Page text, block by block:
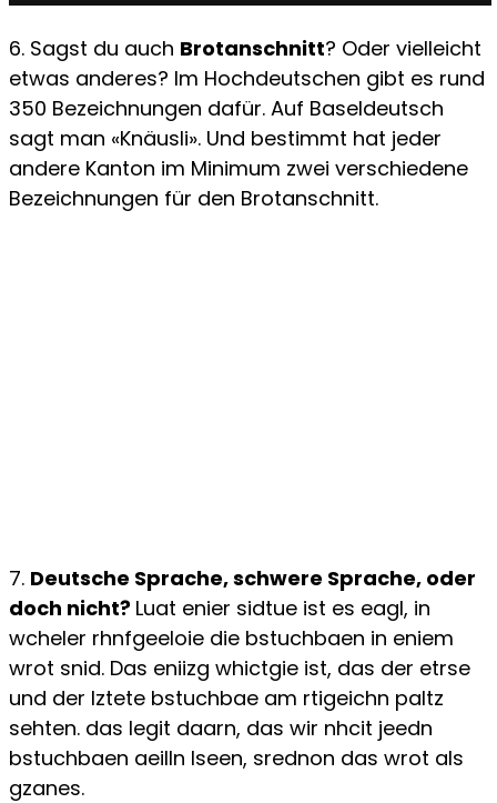
6. Sagst du auch Brotanschnitt? Oder vielleicht
etwas anderes? Im Hochdeutschen gibt es rund
350 Bezeichnungen dafür. Auf Baseldeutsch
sagt man «Knäusli». Und bestimmt hat jeder
andere Kanton im Minimum zwei verschiedene
Bezeichnungen für den Brotanschnitt.
7. Deutsche Sprache, schwere Sprache, oder
doch nicht? Luat enier sidtue ist es eagl, in
wcheler rhnfgeeloie die bstuchbaen in eniem
wrot snid. Das eniizg whictgie ist, das der etrse
und der lztete bstuchbae am rtigeichn paltz
sehten. das legit daarn, das wir nhcit jeedn
bstuchbaen aeilln lseen, srednon das wrot als
gzanes.